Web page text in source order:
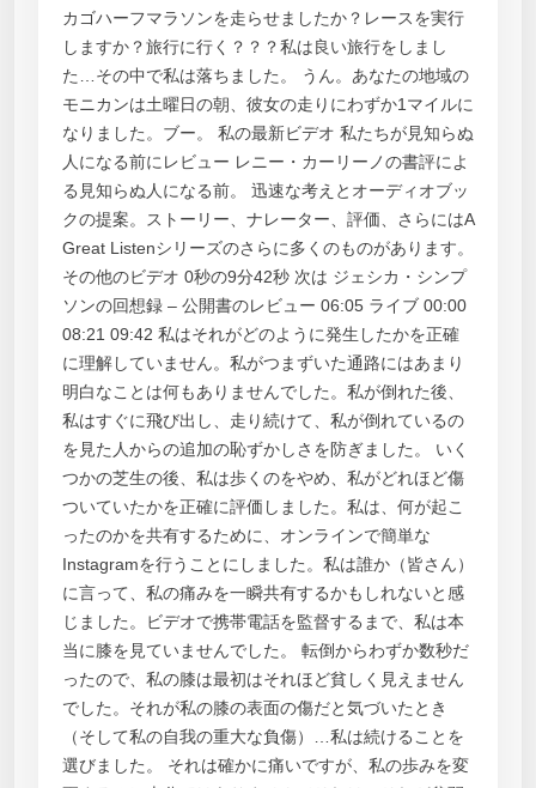
カゴハーフマラソンを走らせましたか？レースを実行
しますか？旅行に行く？？？私は良い旅行をしまし
た…その中で私は落ちました。 うん。あなたの地域の
モニカンは土曜日の朝、彼女の走りにわずか1マイルに
なりました。ブー。 私の最新ビデオ 私たちが見知らぬ
人になる前にレビュー レニー・カーリーノの書評によ
る見知らぬ人になる前。 迅速な考えとオーディオブッ
クの提案。ストーリー、ナレーター、評価、さらにはA
Great Listenシリーズのさらに多くのものがあります。
その他のビデオ 0秒の9分42秒 次は ジェシカ・シンプ
ソンの回想録 – 公開書のレビュー 06:05 ライブ 00:00
08:21 09:42 私はそれがどのように発生したかを正確
に理解していません。私がつまずいた通路にはあまり
明白なことは何もありませんでした。私が倒れた後、
私はすぐに飛び出し、走り続けて、私が倒れているの
を見た人からの追加の恥ずかしさを防ぎました。 いく
つかの芝生の後、私は歩くのをやめ、私がどれほど傷
ついていたかを正確に評価しました。私は、何が起こ
ったのかを共有するために、オンラインで簡単な
Instagramを行うことにしました。私は誰か（皆さん）
に言って、私の痛みを一瞬共有するかもしれないと感
じました。ビデオで携帯電話を監督するまで、私は本
当に膝を見ていませんでした。 転倒からわずか数秒だ
ったので、私の膝は最初はそれほど貧しく見えません
でした。それが私の膝の表面の傷だと気づいたとき
（そして私の自我の重大な負傷）…私は続けることを
選びました。 それは確かに痛いですが、私の歩みを変